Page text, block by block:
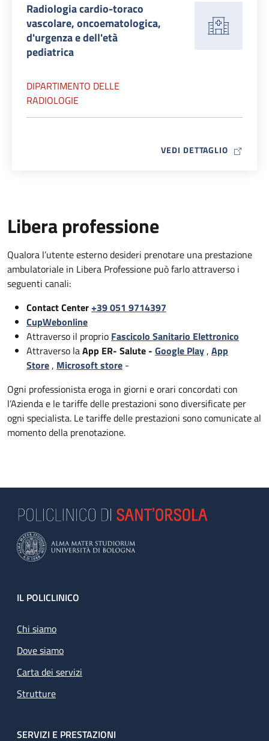
Radiologia cardio-toraco
vascolare, oncoematologica,
d'urgenza e dell'età
pediatrica
DIPARTIMENTO DELLE
RADIOLOGIE
VEDI DETTAGLIO MAP ICON
Libera professione
Qualora l’utente esterno desideri prenotare una prestazione
ambulatoriale in Libera Professione può farlo attraverso i
seguenti canali:
Contact Center+39 051 9714397
CupWebonline
Attraverso il proprio Fascicolo Sanitario Elettronico
Attraverso laApp ER- Salute - Google Play, App
Store, Microsoft store -
Ogni professionista eroga in giorni e orari concordati con
l’Azienda e le tariffe delle prestazioni sono diversificate per
ogni specialista. Le tariffe delle prestazioni sono comunicate al
momento della prenotazione.
Footer
IL POLICLINICO
Chi siamo
Dove siamo
Carta dei servizi
Strutture
SERVIZI E PRESTAZIONI